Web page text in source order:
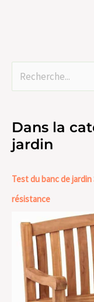
Dans la
jardin
Test du banc de
résistance